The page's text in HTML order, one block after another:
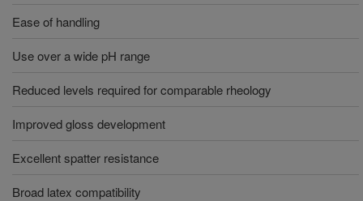
Ease of handling
Use over a wide pH range
Reduced levels required for comparable rheology
Improved gloss development
Excellent spatter resistance
Broad latex compatibility